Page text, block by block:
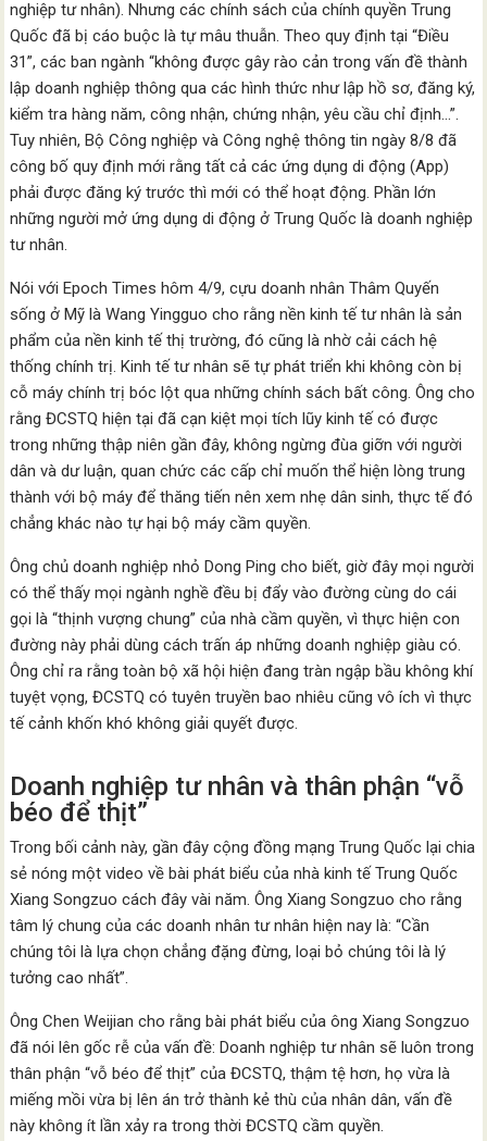
nghiệp tư nhân). Nhưng các chính sách của chính quyền Trung
Quốc đã bị cáo buộc là tự mâu thuẫn. Theo quy định tại “Điều
31”, các ban ngành “không được gây rào cản trong vấn đề thành
lập doanh nghiệp thông qua các hình thức như lập hồ sơ, đăng ký,
kiểm tra hàng năm, công nhận, chứng nhận, yêu cầu chỉ định…”.
Tuy nhiên, Bộ Công nghiệp và Công nghệ thông tin ngày 8/8 đã
công bố quy định mới rằng tất cả các ứng dụng di động (App)
phải được đăng ký trước thì mới có thể hoạt động. Phần lớn
những người mở ứng dụng di động ở Trung Quốc là doanh nghiệp
tư nhân.
Nói với Epoch Times hôm 4/9, cựu doanh nhân Thâm Quyến
sống ở Mỹ là Wang Yingguo cho rằng nền kinh tế tư nhân là sản
phẩm của nền kinh tế thị trường, đó cũng là nhờ cải cách hệ
thống chính trị. Kinh tế tư nhân sẽ tự phát triển khi không còn bị
cỗ máy chính trị bóc lột qua những chính sách bất công. Ông cho
rằng ĐCSTQ hiện tại đã cạn kiệt mọi tích lũy kinh tế có được
trong những thập niên gần đây, không ngừng đùa giỡn với người
dân và dư luận, quan chức các cấp chỉ muốn thể hiện lòng trung
thành với bộ máy để thăng tiến nên xem nhẹ dân sinh, thực tế đó
chẳng khác nào tự hại bộ máy cầm quyền.
Ông chủ doanh nghiệp nhỏ Dong Ping cho biết, giờ đây mọi người
có thể thấy mọi ngành nghề đều bị đẩy vào đường cùng do cái
gọi là “thịnh vượng chung” của nhà cầm quyền, vì thực hiện con
đường này phải dùng cách trấn áp những doanh nghiệp giàu có.
Ông chỉ ra rằng toàn bộ xã hội hiện đang tràn ngập bầu không khí
tuyệt vọng, ĐCSTQ có tuyên truyền bao nhiêu cũng vô ích vì thực
tế cảnh khốn khó không giải quyết được.
Doanh nghiệp tư nhân và thân phận “vỗ
béo để thịt”
Trong bối cảnh này, gần đây cộng đồng mạng Trung Quốc lại chia
sẻ nóng một video về bài phát biểu của nhà kinh tế Trung Quốc
Xiang Songzuo cách đây vài năm. Ông Xiang Songzuo cho rằng
tâm lý chung của các doanh nhân tư nhân hiện nay là: “Cần
chúng tôi là lựa chọn chẳng đặng đừng, loại bỏ chúng tôi là lý
tưởng cao nhất”.
Ông Chen Weijian cho rằng bài phát biểu của ông Xiang Songzuo
đã nói lên gốc rễ của vấn đề: Doanh nghiệp tư nhân sẽ luôn trong
thân phận “vỗ béo để thịt” của ĐCSTQ, thậm tệ hơn, họ vừa là
miếng mồi vừa bị lên án trở thành kẻ thù của nhân dân, vấn đề
này không ít lần xảy ra trong thời ĐCSTQ cầm quyền.